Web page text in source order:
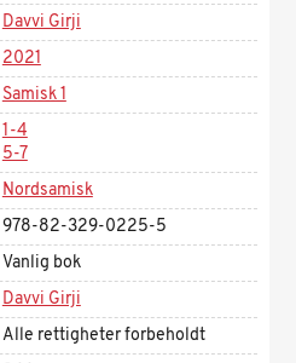
Davvi Girji
2021
Samisk 1
1-4
5-7
Nordsamisk
978-82-329-0225-5
Vanlig bok
Davvi Girji
Alle rettigheter forbeholdt